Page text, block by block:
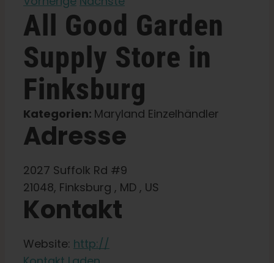
Lernen Sie
Presse
Über
Pheno-Jagd
Erhaltung der karibischen Genetik
Kontakt
Shop
All Good Garden
Supply Store in
Finksburg
Kategorien: Maryland Einzelhändler
Adresse
2027 Suffolk Rd #9
21048, Finksburg , MD , US
Kontakt
Website: http://